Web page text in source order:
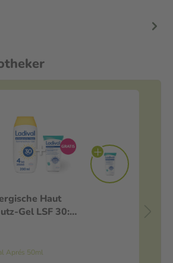
Haut
Gel LSF 30:
für den Körper bei
und Mallorca-Akne,
mit 4-fach Zellschutz,
Aprés 50ml